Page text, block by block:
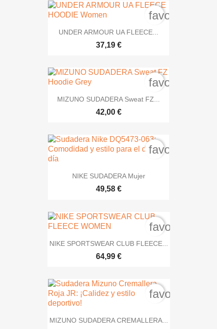
UNDER ARMOUR UA FLEECE...
37,19 €
MIZUNO SUDADERA Sweat FZ...
42,00 €
NIKE SUDADERA Mujer
49,58 €
NIKE SPORTSWEAR CLUB FLEECE...
64,99 €
MIZUNO SUDADERA CREMALLERA...